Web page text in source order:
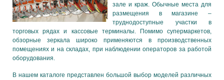
зале и краж. Обычные места для
размещения в магазине –
труднодоступные участки в
торговых рядах и кассовые терминалы. Помимо супермаркетов,
обзорные зеркала широко применяются в производственных
помещениях и на складах, при наблюдении операторов за работой
оборудования.
В нашем каталоге представлен большой выбор моделей различных